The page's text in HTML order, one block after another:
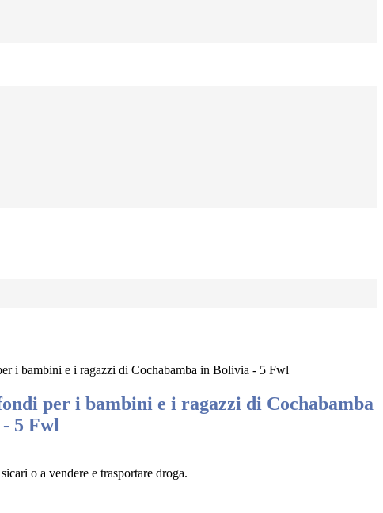
i bambini e i ragazzi di Cochabamba in Bolivia - 5 Fwl
per i bambini e i ragazzi di Cochabamba
5 Fwl
o a vendere e trasportare droga.